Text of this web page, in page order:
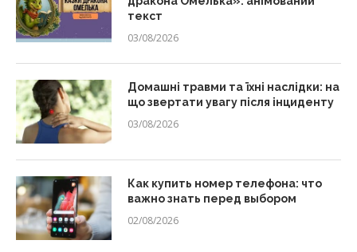
текст
03/08/2026
Домашні травми та їхні наслідки: на
що звертати увагу після інциденту
03/08/2026
Как купить номер телефона: что
важно знать перед выбором
02/08/2026